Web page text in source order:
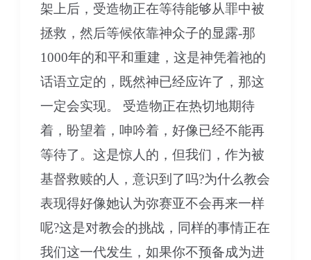
架上后，受造物正在等待能够从罪中被
拯救，然后等候依靠神众子的显露-那
1000年的和平和重建，这是神凭着祂的
话语立定的，既然神已经应许了，那这
一定会实现。 受造物正在热切地期待
着，盼望着，呻吟着，好像已经不能再
等待了。这是惊人的，但我们，作为被
基督救赎的人，意识到了吗?为什么教会
表现得好像她认为弥赛亚不会再来一样
呢?这是对教会的挑战，同样的事情正在
我们这一代发生，如果你不预备成为进